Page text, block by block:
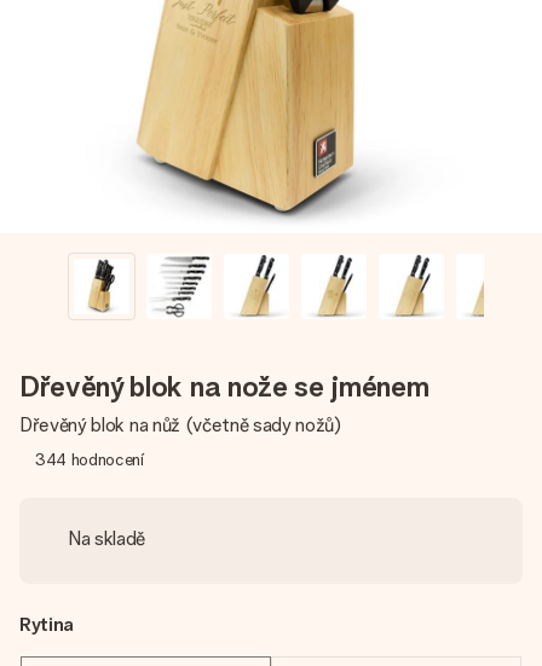
Vytvořte něco jedinečného během několika kroků – s jejím
jménem, vaší fotografií nebo vzkazem, který doopravdy
zahřeje u srdce. Žádné zbytečné složitosti, jen spousta
lásky pro daný okamžik.
Dřevěný blok na nože se jménem
Dřevěný blok na nůž (včetně sady nožů)
344 hodnocení
Na skladě
Rytina